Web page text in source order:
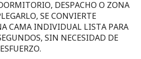
DESPACHO O ZONA
SE CONVIERTE
CAMA INDIVIDUAL LISTA PARA
SIN NECESIDAD DE